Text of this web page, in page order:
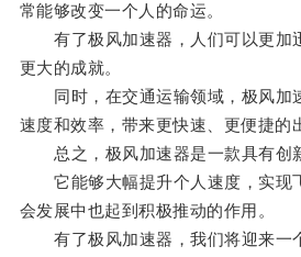
常能够改变一个人的命运。
有了极风加速器，人们可以更加
更大的成就。
同时，在交通运输领域，极风加
速度和效率，带来更快速、更便捷的
总之，极风加速器是一款具有创新
它能够大幅提升个人速度，实现
会发展中也起到积极推动的作用。
有了极风加速器，我们将迎来一